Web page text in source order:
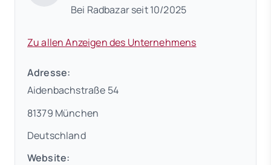
Bei Radbazar seit 10/2025
Zu allen Anzeigen des Unternehmens
Adresse:
Aidenbachstraße 54
81379 München
Deutschland
Website: